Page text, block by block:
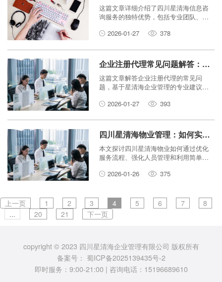
这篇文章详细介绍了四川星清海信息咨
询服务的独特优势，包括专业团队、本
解为什么选择他们。
2026-01-27 378
企业注册代理常见问题解答：星清海企业管理的专业建议
这篇文章解答企业注册代理的常见问
题，基于星清海企业管理的专业建议，
误，提供实用指导。
2026-01-27 393
四川星清海物业管理：如何实现高效的日常运营管理？
本文探讨四川星清海物业如何通过优化
服务流程、强化人员管理和利用简单工
通俗易懂的语言，分享实用方法，帮助
2026-01-26 375
上一页 1 2 3 4 5 6 7
8
...
20 21 下一页
copyright © 2023 四川星清海企业管理有限公司 版权所有
备案号： 蜀ICP备2025139435号-2
即时服务：9:00-21:00 | 咨询电话：15196689610